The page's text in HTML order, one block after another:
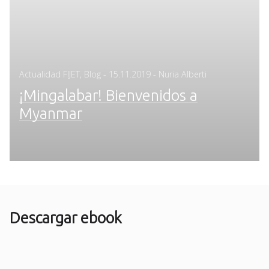
Actualidad FIJET Blog - Posted
15.11.2019 - Nuria Alberti
¡Mingalabar! Bienvenidos a
Myanmar
Descargar ebook